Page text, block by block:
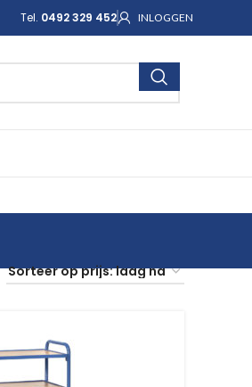
Tel. 0492 329 452 INLOGGEN